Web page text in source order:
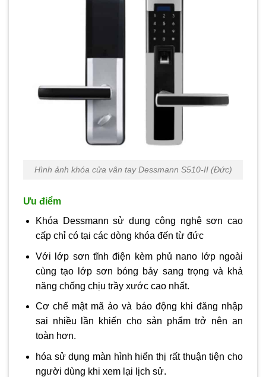
Hình ảnh khóa cửa vân tay Dessmann S510-II (Đức)
Ưu điểm
Khóa Dessmann sử dụng công nghệ sơn cao
cấp chỉ có tại các dòng khóa đến từ đức
Với lớp sơn tĩnh điện kèm phủ nano lớp ngoài
cùng tạo lớp sơn bóng bảy sang trọng và khả
năng chống chịu trầy xước cao nhất.
Cơ chế mật mã ảo và báo động khi đăng nhập
sai nhiều lần khiến cho sản phẩm trở nên an
toàn hơn.
hóa sử dụng màn hình hiển thị rất thuận tiện cho
người dùng khi xem lại lịch sử.